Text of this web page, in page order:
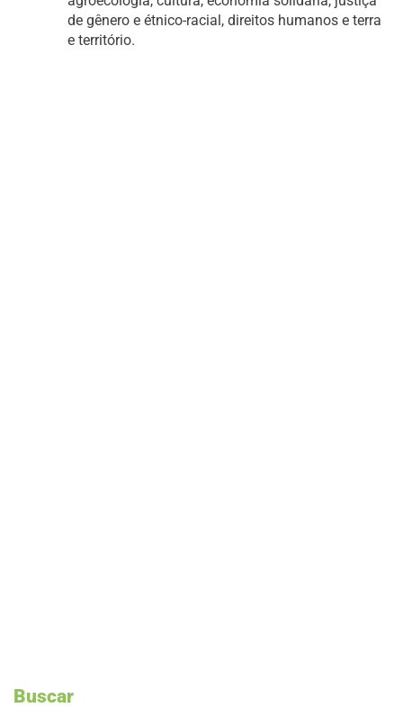
de gênero e étnico-racial, direitos humanos e terra
e território.
Buscar